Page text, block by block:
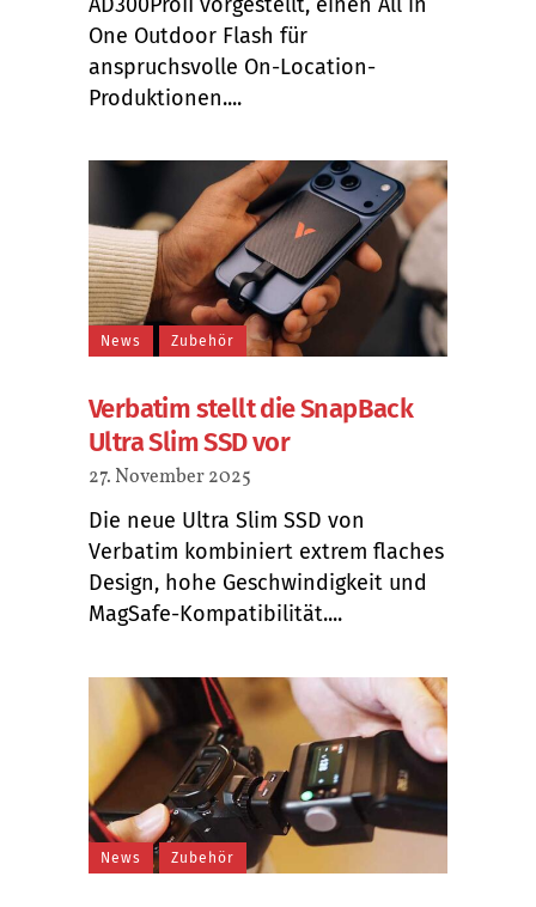
One Outdoor Flash für
anspruchsvolle On-Location-
Produktionen....
News Zubehör
Verbatim stellt die SnapBack
Ultra Slim SSD vor
27. November 2025
Die neue Ultra Slim SSD von
Verbatim kombiniert extrem flaches
Design, hohe Geschwindigkeit und
MagSafe-Kompatibilität....
News Zubehör